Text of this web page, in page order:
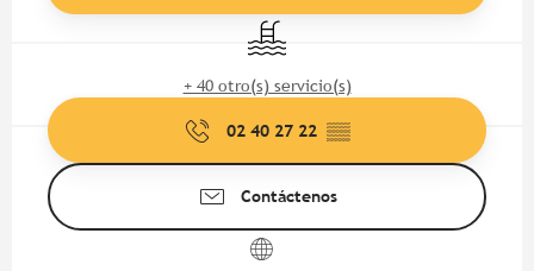
Piscina
+ 40 otro(s) servicio(s)
02 40 27 22 ▒▒
Contáctenos